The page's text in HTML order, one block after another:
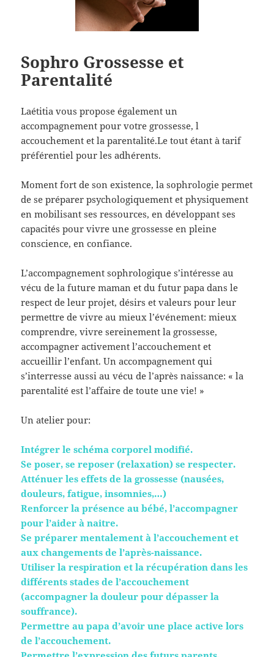
Sophro Grossesse et
Parentalité
Laétitia vous propose également un
accompagnement pour votre grossesse, l
accouchement et la parentalité.Le tout étant à tarif
préférentiel pour les adhérents.
Moment fort de son existence, la sophrologie permet
de se préparer psychologiquement et physiquement
en mobilisant ses ressources, en développant ses
capacités pour vivre une grossesse en pleine
conscience, en confiance.
L’accompagnement sophrologique s’intéresse au
vécu de la future maman et du futur papa dans le
respect de leur projet, désirs et valeurs pour leur
permettre de vivre au mieux l’événement: mieux
comprendre, vivre sereinement la grossesse,
accompagner activement l’accouchement et
accueillir l’enfant. Un accompagnement qui
s’interresse aussi au vécu de l’après naissance: « la
parentalité est l’affaire de toute une vie! »
Un atelier pour:
Intégrer le schéma corporel modifié.
Se poser, se reposer (relaxation) se respecter.
Atténuer les effets de la grossesse (nausées,
douleurs, fatigue, insomnies,…)
Renforcer la présence au bébé, l’accompagner
pour l’aider à naitre.
Se préparer mentalement à l’accouchement et
aux changements de l’après-naissance.
Utiliser la respiration et la récupération dans les
différents stades de l’accouchement
(accompagner la douleur pour dépasser la
souffrance).
Permettre au papa d’avoir une place active lors
de l’accouchement.